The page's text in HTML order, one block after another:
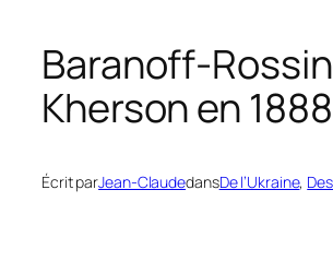
Baranoff-
Kherson en 1888
Écrit parJean-ClaudedansDe l’Ukraine,